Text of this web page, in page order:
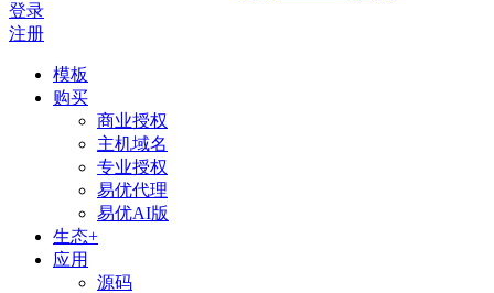
登录
注册
模板
购买
商业授权
主机域名
专业授权
易优代理
易优AI版
生态+
应用
源码